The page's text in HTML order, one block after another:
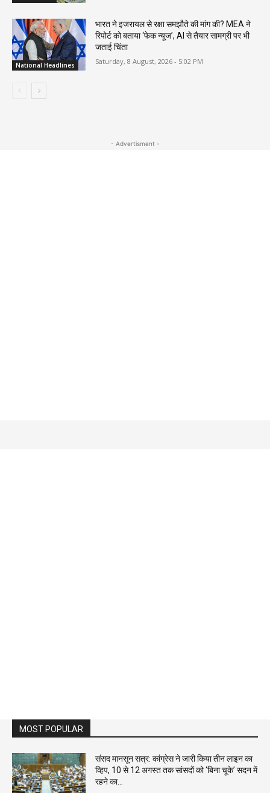
National Headlines
भारत ने इजरायल से रक्षा समझौते की मांग की? MEA ने
रिपोर्ट को बताया ‘फेक न्यूज’, AI से तैयार सामग्री पर भी
जताई चिंता
Saturday, 8 August, 2026 - 5:02 PM
- Advertisment -
MOST POPULAR
संसद मानसून सत्र: कांग्रेस ने जारी किया तीन लाइन का
व्हिप, 10 से 12 अगस्त तक सांसदों को ‘बिना चूके’ सदन में
रहने का...